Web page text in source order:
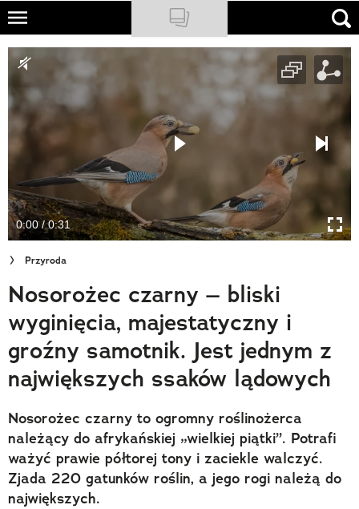
Skip
main
content
NATIONAL GEOGRAPHIC
TRAVELER
PODCASTY
Sklep
Newsletter
Cuda Polski
Wielki Konkurs Fotograficzny
Trendbook Podróżniczy
Polecane
0:00 / 0:31
Przyroda
Nosorożec czarny – bliski
wyginięcia, majestatyczny i
groźny samotnik. Jest jednym z
największych ssaków lądowych
Nosorożec czarny to ogromny roślinożerca
należący do afrykańskiej „wielkiej piątki”. Potrafi
ważyć prawie półtorej tony i zaciekle walczyć.
Zjada 220 gatunków roślin, a jego rogi należą do
największych.